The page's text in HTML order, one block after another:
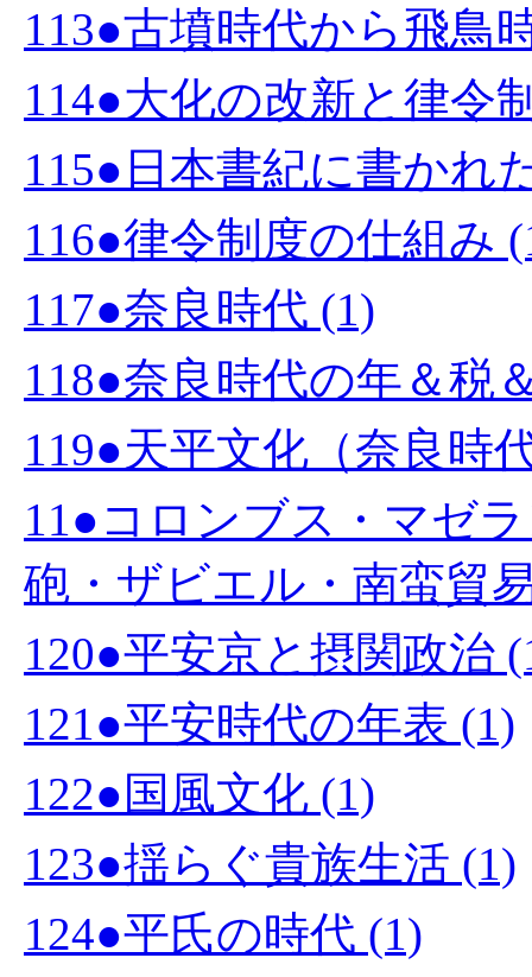
113●古墳時代から飛鳥
114●大化の改新と律令
115●日本書紀に書かれ
116●律令制度の仕組み
117●奈良時代 (1)
118●奈良時代の年＆税
119●天平文化（奈良時
11●コロンブス・マゼ
砲・ザビエル・南蛮貿
120●平安京と摂関政治
121●平安時代の年表 (1)
122●国風文化 (1)
123●揺らぐ貴族生活 (1)
124●平氏の時代 (1)